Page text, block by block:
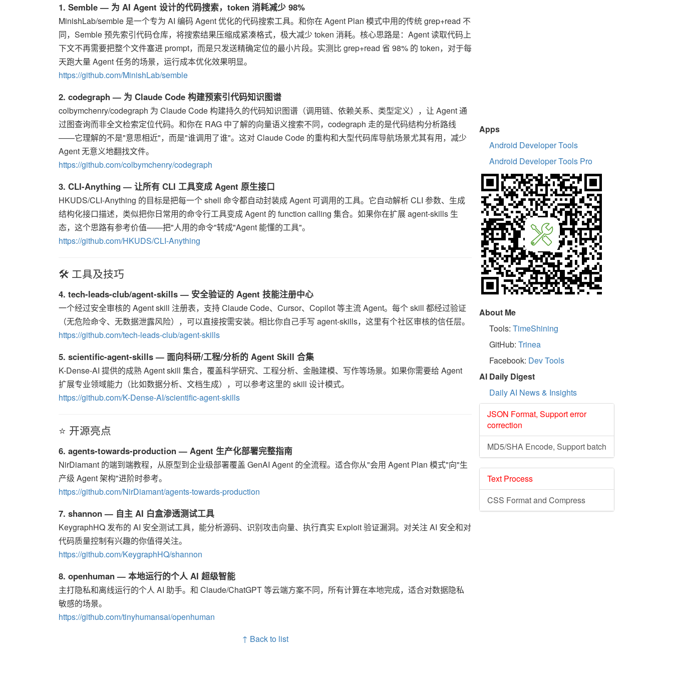
1. Semble — 为 AI Agent 设计的代码搜索，token 消耗减少 98%
MinishLab/semble 是一个专为 AI 编码 Agent 优化的代码搜索工具。和你在 Agent Plan 模式中用的传统 grep+read 不
同，Semble 预先索引代码仓库，将搜索结果压缩成紧凑格式，极大减少 token 消耗。核心思路是：Agent 读取代码上
下文不再需要把整个文件塞进 prompt，而是只发送精确定位的最小片段。实测比 grep+read 省 98% 的 token，对于每
天跑大量 Agent 任务的场景，运行成本优化效果明显。
https://github.com/MinishLab/semble
2. codegraph — 为 Claude Code 构建预索引代码知识图谱
colbymchenry/codegraph 为 Claude Code 构建持久的代码知识图谱（调用链、依赖关系、类型定义），让 Agent 通
过图查询而非全文检索定位代码。和你在 RAG 中了解的向量语义搜索不同，codegraph 走的是代码结构分析路线
——它理解的不是"意思相近"，而是"谁调用了谁"。这对 Claude Code 的重构和大型代码库导航场景尤其有用，减少
Agent 无意义地翻找文件。
https://github.com/colbymchenry/codegraph
3. CLI-Anything — 让所有 CLI 工具变成 Agent 原生接口
HKUDS/CLI-Anything 的目标是把每一个 shell 命令都自动封装成 Agent 可调用的工具。它自动解析 CLI 参数、生成
结构化接口描述，类似把你日常用的命令行工具变成 Agent 的 function calling 集合。如果你在扩展 agent-skills 生
态，这个思路有参考价值——把"人用的命令"转成"Agent 能懂的工具"。
https://github.com/HKUDS/CLI-Anything
🛠️ 工具及技巧
4. tech-leads-club/agent-skills — 安全验证的 Agent 技能注册中心
一个经过安全审核的 Agent skill 注册表，支持 Claude Code、Cursor、Copilot 等主流 Agent。每个 skill 都经过验证
（无危险命令、无数据泄露风险），可以直接按需安装。相比你自己手写 agent-skills，这里有个社区审核的信任层。
https://github.com/tech-leads-club/agent-skills
5. scientific-agent-skills — 面向科研/工程/分析的 Agent Skill 合集
K-Dense-AI 提供的成熟 Agent skill 集合，覆盖科学研究、工程分析、金融建模、写作等场景。如果你需要给 Agent
扩展专业领域能力（比如数据分析、文档生成），可以参考这里的 skill 设计模式。
https://github.com/K-Dense-AI/scientific-agent-skills
⭐ 开源亮点
6. agents-towards-production — Agent 生产化部署完整指南
NirDiamant 的端到端教程，从原型到企业级部署覆盖 GenAI Agent 的全流程。适合你从"会用 Agent Plan 模式"向"生
产级 Agent 架构"进阶时参考。
https://github.com/NirDiamant/agents-towards-production
7. shannon — 自主 AI 白盒渗透测试工具
KeygraphHQ 发布的 AI 安全测试工具，能分析源码、识别攻击向量、执行真实 Exploit 验证漏洞。对关注 AI 安全和对
代码质量控制有兴趣的你值得关注。
https://github.com/KeygraphHQ/shannon
8. openhuman — 本地运行的个人 AI 超级智能
主打隐私和离线运行的个人 AI 助手。和 Claude/ChatGPT 等云端方案不同，所有计算在本地完成，适合对数据隐私
敏感的场景。
https://github.com/tinyhumansai/openhuman
↑ Back to list
Apps
Android Developer Tools
Android Developer Tools Pro
About Me
Tools: TimeShining
GitHub: Trinea
Facebook: Dev Tools
AI Daily Digest
Daily AI News & Insights
JSON Format, Support error
correction
MD5/SHA Encode, Support batch
Text Process
CSS Format and Compress